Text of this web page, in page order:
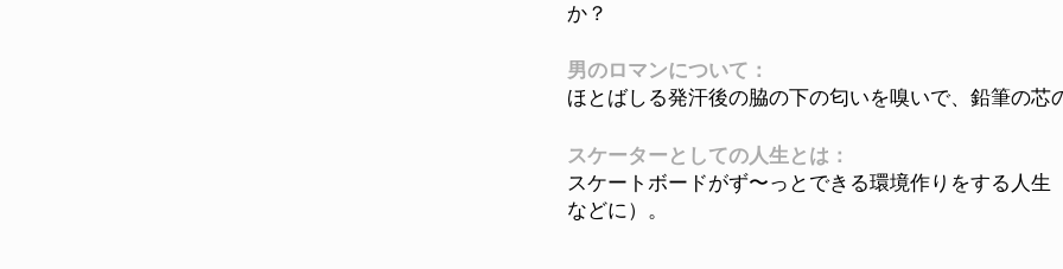
か？
男のロマンについて：
ほとばしる発汗後の脇の下の匂いを嗅いで、鉛筆の芯
スケーターとしての人生とは：
スケートボードがず〜っとできる環境作りをする人
などに）。